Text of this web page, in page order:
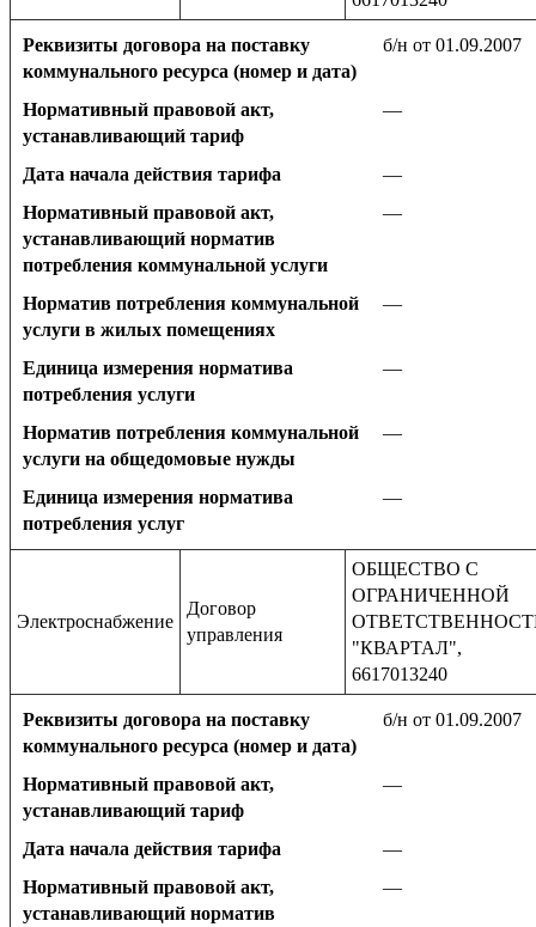
Реквизиты договора на поставку
коммунального ресурса (номер и дата)
б/н от 01.09.2007
Нормативный правовой акт,
устанавливающий тариф
—
Дата начала действия тарифа
—
Нормативный правовой акт,
устанавливающий норматив
потребления коммунальной услуги
—
Норматив потребления коммунальной
услуги в жилых помещениях
—
Единица измерения норматива
потребления услуги
—
Норматив потребления коммунальной
услуги на общедомовые нужды
—
Единица измерения норматива
потребления услуг
—
Электроснабжение
Договор
управления
ОБЩЕСТВО С
ОГРАНИЧЕННОЙ
"КВАРТАЛ",
6617013240
Реквизиты договора на поставку
коммунального ресурса (номер и дата)
б/н от 01.09.2007
Нормативный правовой акт,
устанавливающий тариф
—
Дата начала действия тарифа
—
Нормативный правовой акт,
устанавливающий норматив
—